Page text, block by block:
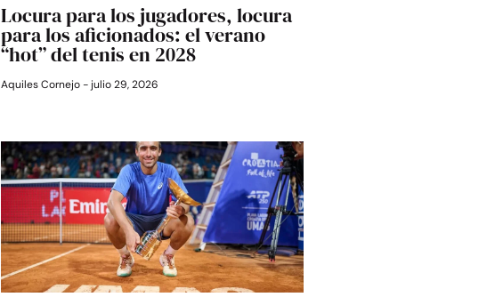
Locura para los jugadores, locura
para los aficionados: el verano
“hot” del tenis en 2028
Aquiles Cornejo julio 29, 2026